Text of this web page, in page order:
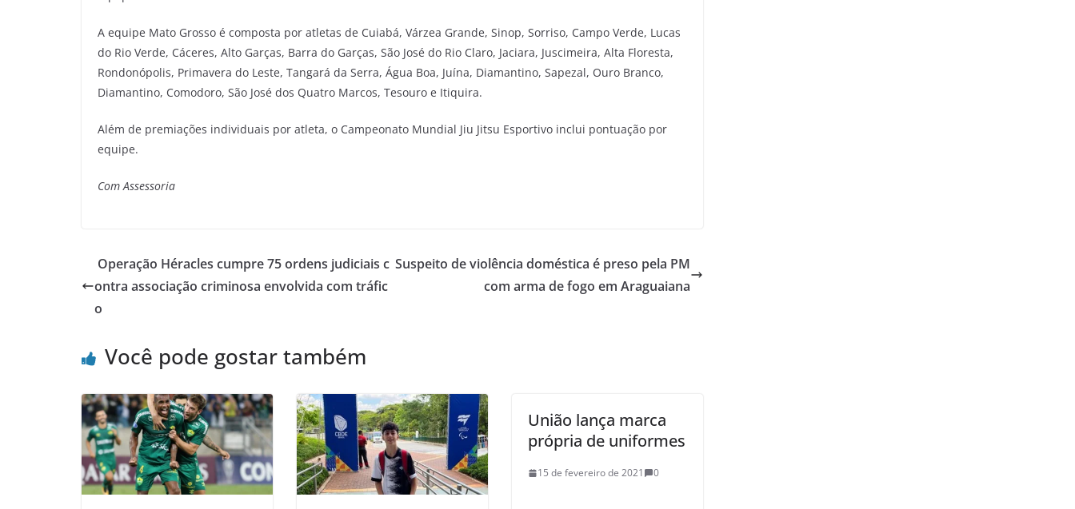
A equipe Mato Grosso é composta por atletas de Cuiabá, Várzea Grande, Sinop, Sorriso, Campo Verde, Lucas
do Rio Verde, Cáceres, Alto Garças, Barra do Garças, São José do Rio Claro, Jaciara, Juscimeira, Alta Floresta,
Rondonópolis, Primavera do Leste, Tangará da Serra, Água Boa, Juína, Diamantino, Sapezal, Ouro Branco,
Diamantino, Comodoro, São José dos Quatro Marcos, Tesouro e Itiquira.
Além de premiações individuais por atleta, o Campeonato Mundial Jiu Jitsu Esportivo inclui pontuação por
equipe.
Com Assessoria
Operação Héracles cumpre 75 ordens judiciais c
ontra associação criminosa envolvida com tráfic
o
Suspeito de violência doméstica é preso pela PM
com arma de fogo em Araguaiana
Você pode gostar também
União lança marca
própria de uniformes
15 de fevereiro de 2021 0